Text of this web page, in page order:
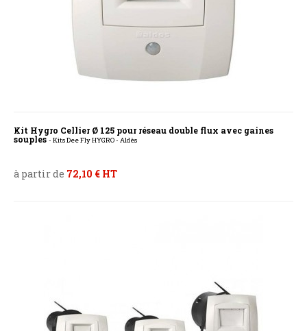
Kit Hygro Cellier Ø 125 pour réseau double flux avec gaines
souples- Kits Dee Fly HYGRO - Aldès
à partir de 72,10 € HT